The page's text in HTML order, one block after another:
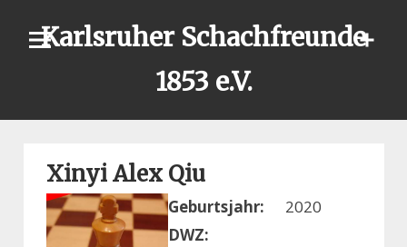
Karlsruher Schachfreunde
1853 e.V.
Xinyi Alex Qiu
Geburtsjahr:
2020
DWZ: